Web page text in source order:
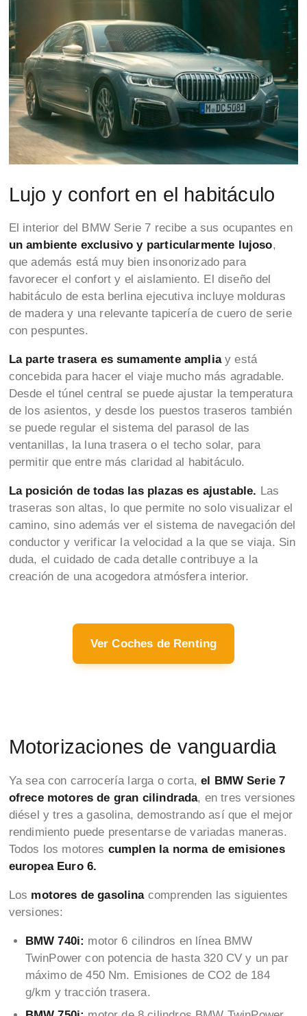
Lujo y confort en el habitáculo
El interior del BMW Serie 7 recibe a sus ocupantes en
un ambiente exclusivo y particularmente lujoso,
que además está muy bien insonorizado para
favorecer el confort y el aislamiento. El diseño del
habitáculo de esta berlina ejecutiva incluye molduras
de madera y una relevante tapicería de cuero de serie
con pespuntes.
La parte trasera es sumamente ampliay está
concebida para hacer el viaje mucho más agradable.
Desde el túnel central se puede ajustar la temperatura
de los asientos, y desde los puestos traseros también
se puede regular el sistema del parasol de las
ventanillas, la luna trasera o el techo solar, para
permitir que entre más claridad al habitáculo.
La posición de todas las plazas es ajustable. Las
traseras son altas, lo que permite no solo visualizar el
camino, sino además ver el sistema de navegación del
conductor y verificar la velocidad a la que se viaja. Sin
duda, el cuidado de cada detalle contribuye a la
creación de una acogedora atmósfera interior.
Ver Coches de Renting
Motorizaciones de vanguardia
Ya sea con carrocería larga o corta,el BMW Serie 7
ofrece motores de gran cilindrada, en tres versiones
diésel y tres a gasolina, demostrando así que el mejor
rendimiento puede presentarse de variadas maneras.
Todos los motores cumplen la norma de emisiones
europea Euro 6.
Los motores de gasolinacomprenden las siguientes
versiones:
BMW 740i: motor 6 cilindros en línea BMW
TwinPower con potencia de hasta 320 CV y un par
máximo de 450 Nm. Emisiones de CO2 de 184
g/km y tracción trasera.